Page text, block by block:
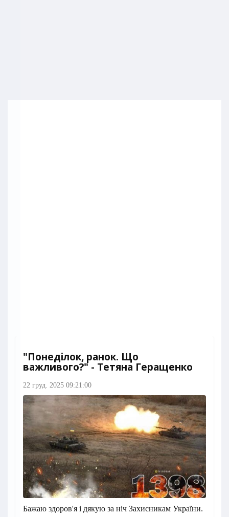
"Понеділок, ранок. Що
важливого?" - Тетяна Геращенко
22 груд. 2025 09:21:00
Бажаю здоров'я і дякую за ніч Захисникам України.